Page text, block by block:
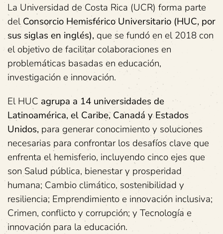
La Universidad de Costa Rica (UCR) forma parte
delConsorcio Hemisférico Universitario (HUC, por
sus siglas en inglés), que se fundó en el 2018 con
el objetivo de facilitar colaboraciones en
problemáticas basadas en educación,
investigación e innovación.
El HUC agrupa a 14 universidades de
Latinoamérica, el Caribe, Canadá y Estados
Unidos, para generar conocimiento y soluciones
necesarias para confrontar los desafíos clave que
enfrenta el hemisferio, incluyendo cinco ejes que
son Salud pública, bienestar y prosperidad
humana; Cambio climático, sostenibilidad y
resiliencia; Emprendimiento e innovación inclusiva;
Crimen, conflicto y corrupción; y Tecnología e
innovación para la educación.